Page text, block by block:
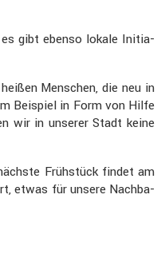
gibt ebenso lokale Initia­
Menschen, die neu in
Beispiel in Form von Hilfe
wir in unserer Stadt keine
Frühstück findet am
etwas für unsere Nachba­